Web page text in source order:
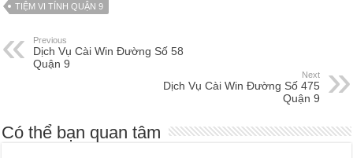
TIỆM VI TÍNH QUẬN 9
Previous
Dịch Vụ Cài Win Đường Số 58
Quận 9
Next
Dịch Vụ Cài Win Đường Số 475
Quận 9
Có thể bạn quan tâm